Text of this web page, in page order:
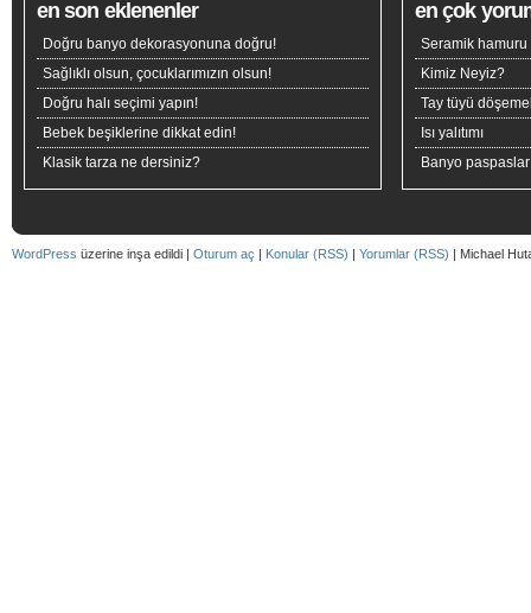
en son eklenenler
Doğru banyo dekorasyonuna doğru!
Sağlıklı olsun, çocuklarımızın olsun!
Doğru halı seçimi yapın!
Bebek beşiklerine dikkat edin!
Klasik tarza ne dersiniz?
en çok
Seramik hamuru
Kimiz Neyiz?
Tay tüyü
Isı yalıtımı
Banyo
WordPress üzerine inşa edildi | Oturum aç | Konular (RSS) | Yorumlar (RSS) | Michael